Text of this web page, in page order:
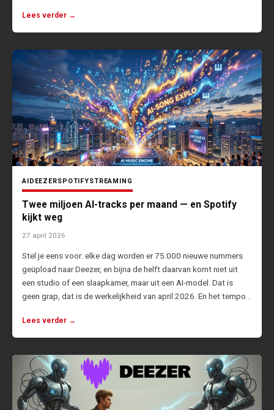
Lees verder →
AIDEEZERSPOTIFYSTREAMING
Twee miljoen AI-tracks per maand — en Spotify
kijkt weg
27 april 2026
Stel je eens voor: elke dag worden er 75.000 nieuwe nummers
geüpload naar Deezer, en bijna de helft daarvan komt niet uit
een studio of een slaapkamer, maar uit een AI-model. Dat is
geen grap, dat is de werkelijkheid van april 2026. En het tempo…
Lees verder →